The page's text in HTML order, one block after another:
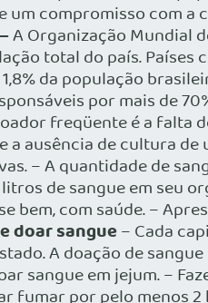
compromisso com a
A Organização Mundial
total do país. Países
da população
por mais de
freqüente é a falta
ausência de cultura de
– A quantidade de
de sangue em seu
bem, com saúde. –
doar sangue– Cada
A doação de
sangue em jejum. –